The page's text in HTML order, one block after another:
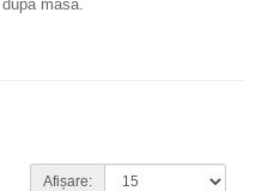
masă.
Afișare: